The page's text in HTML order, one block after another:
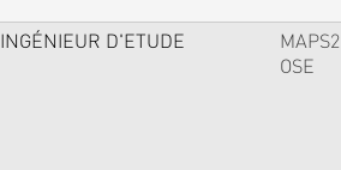
INGÉNIEUR D'ETUDE
MAPS2
OSE